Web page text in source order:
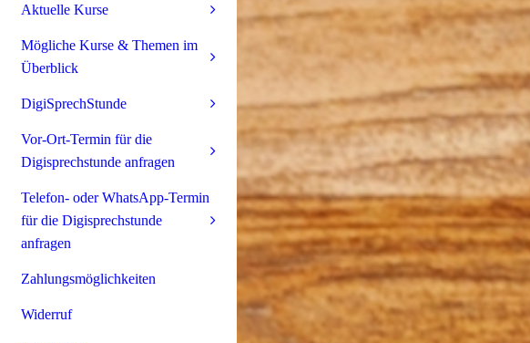
Aktuelle Kurse
Mögliche Kurse & Themen im
Überblick
DigiSprechStunde
Vor-Ort-Termin für die
Digisprechstunde anfragen
Telefon- oder WhatsApp-Termin
für die Digisprechstunde
anfragen
Zahlungsmöglichkeiten
Widerruf